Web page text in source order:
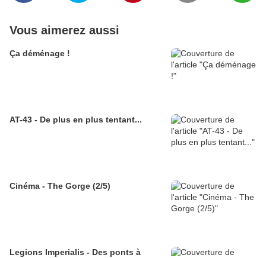
Vous aimerez aussi
Ça déménage !
AT-43 - De plus en plus tentant...
Cinéma - The Gorge (2/5)
Legions Imperialis - Des ponts à